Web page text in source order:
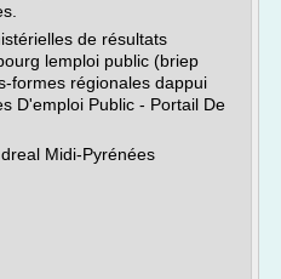
de résultats
lemploi public (briep
formes régionales dappui
D'emploi Public - Portail De
Midi-Pyrénées